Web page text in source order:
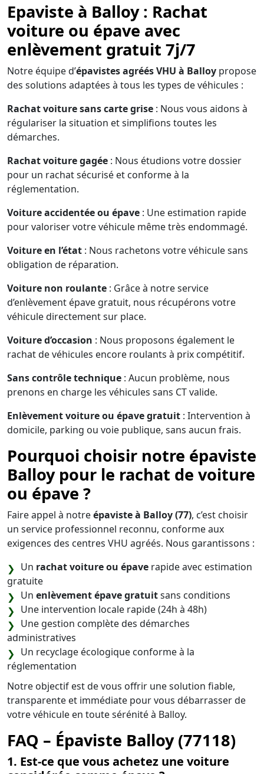
Epaviste à Balloy : Rachat
voiture ou épave avec
enlèvement gratuit 7j/7
Notre équipe d’épavistes agréés VHU à Balloy propose
des solutions adaptées à tous les types de véhicules :
Rachat voiture sans carte grise : Nous vous aidons à
régulariser la situation et simplifions toutes les
démarches.
Rachat voiture gagée : Nous étudions votre dossier
pour un rachat sécurisé et conforme à la
réglementation.
Voiture accidentée ou épave : Une estimation rapide
pour valoriser votre véhicule même très endommagé.
Voiture en l’état : Nous rachetons votre véhicule sans
obligation de réparation.
Voiture non roulante : Grâce à notre service
d’enlèvement épave gratuit, nous récupérons votre
véhicule directement sur place.
Voiture d’occasion : Nous proposons également le
rachat de véhicules encore roulants à prix compétitif.
Sans contrôle technique : Aucun problème, nous
prenons en charge les véhicules sans CT valide.
Enlèvement voiture ou épave gratuit : Intervention à
domicile, parking ou voie publique, sans aucun frais.
Pourquoi choisir notre épaviste
Balloy pour le rachat de voiture
ou épave ?
Faire appel à notreépaviste à Balloy (77), c’est choisir
un service professionnel reconnu, conforme aux
exigences des centres VHU agréés. Nous garantissons :
Un rachat voiture ou épave rapide avec estimation
gratuite
Un enlèvement épave gratuitsans conditions
Une intervention locale rapide (24h à 48h)
Une gestion complète des démarches
administratives
Un recyclage écologique conforme à la
réglementation
Notre objectif est de vous offrir une solution fiable,
transparente et immédiate pour vous débarrasser de
votre véhicule en toute sérénité à Balloy.
FAQ – Épaviste Balloy (77118)
1. Est-ce que vous achetez une voiture